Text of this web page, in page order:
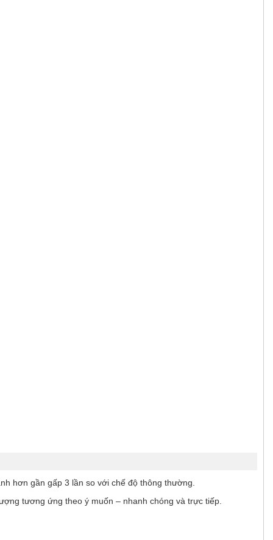
hơn gần gấp 3 lần so với chế độ thông thường.
tương ứng theo ý muốn – nhanh chóng và trực tiếp.